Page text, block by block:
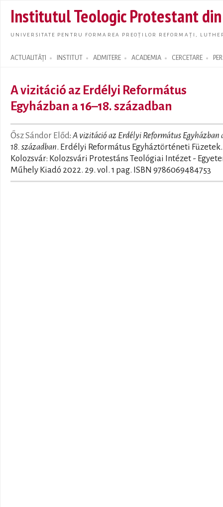
main
Institutul Teologic Protestant
UNIVERSITATE PENTRU FORMAREA PREOȚILOR REFORMAȚI,
ACTUALITĂȚI INSTITUT ADMITERE ACADEMIA CERCETARE
Search form
A vizitáció az Erdélyi Református
Egyházban a 16–18. században
Ősz Sándor Előd: A vizitáció az Erdélyi Református Egyházban
18. században. Erdélyi Református Egyháztörténeti Füzetek.
Kolozsvár: Kolozsvári Protestáns Teológiai Intézet -
Műhely Kiadó 2022. 29. vol. 1 pag. ISBN 9786069484753